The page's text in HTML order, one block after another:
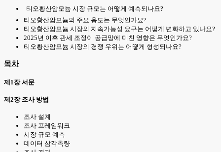
티오황산암모늄 시장 규모는 어떻게 예측되나요?
티오황산암모늄의 주요 용도는 무엇인가요?
티오황산암모늄 시장의 지속가능성 요구는 어떻게 변화하고 있나요?
2025년 이후 관세 조정이 공급망에 미친 영향은 무엇인가요?
티오황산암모늄 시장의 경쟁 우위는 어떻게 형성되나요?
목차
제1장 서문
제2장 조사 방법
조사 설계
조사 프레임워크
시장 규모 예측
데이터 삼각측량